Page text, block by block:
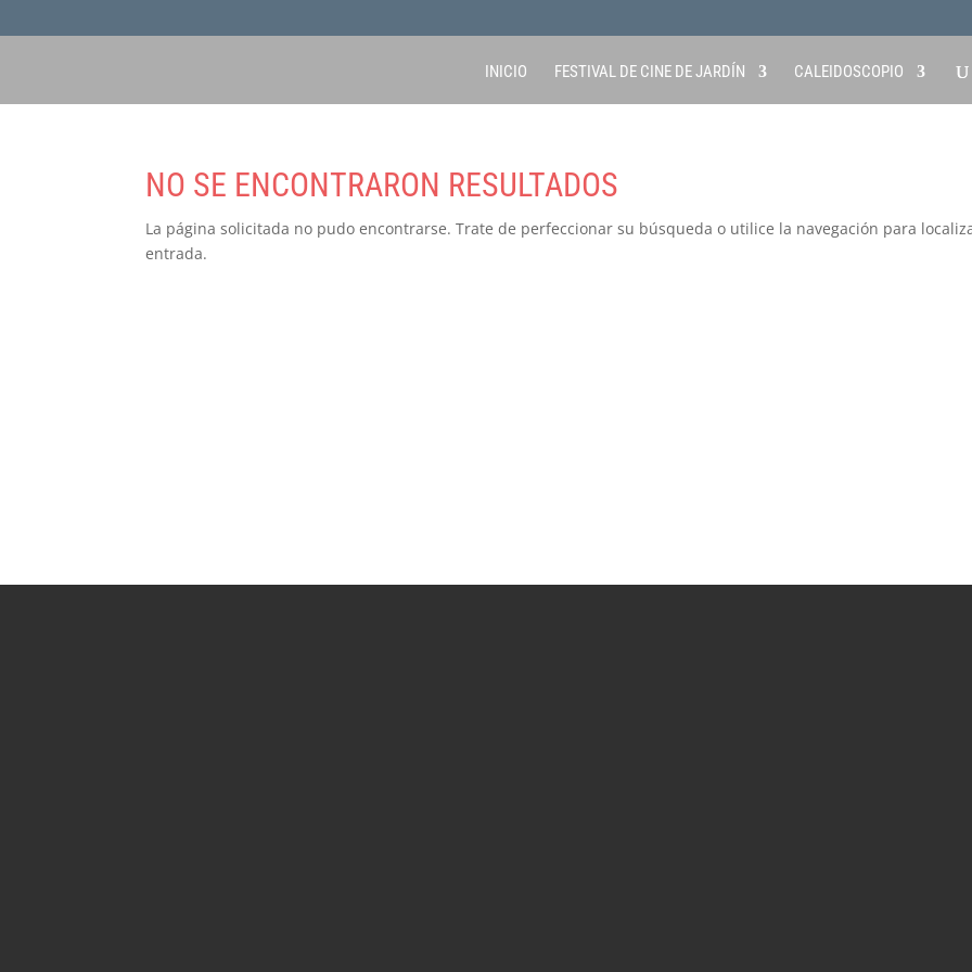
INICIO FESTIVAL DE CINE DE JARDÍN CALEIDOSCOPIO
NO SE ENCONTRARON RESULTADOS
La página solicitada no pudo encontrarse. Trate de perfeccionar su búsqueda o utilice la navegación para
entrada.